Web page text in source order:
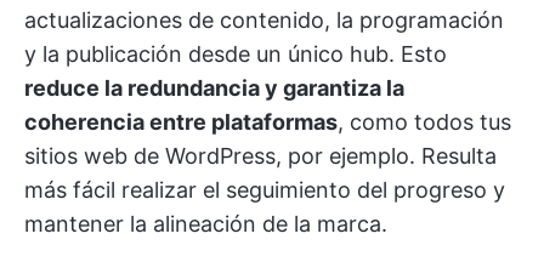
actualizaciones de contenido, la programación
y la publicación desde un único hub. Esto
reduce la redundancia y garantiza la
coherencia entre plataformas, como todos tus
sitios web de WordPress, por ejemplo. Resulta
más fácil realizar el seguimiento del progreso y
mantener la alineación de la marca.